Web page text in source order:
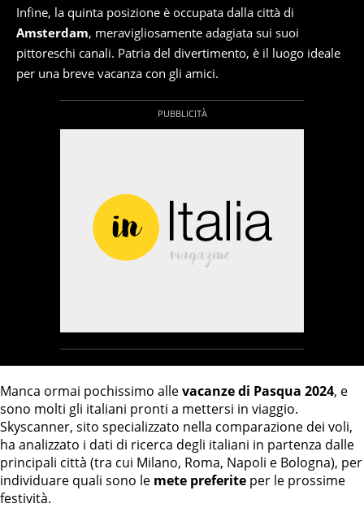
Infine, la quinta posizione è occupata dalla città di
Amsterdam, meravigliosamente adagiata sui suoi
pittoreschi canali. Patria del divertimento, è il luogo ideale
per una breve vacanza con gli amici.
Manca ormai pochissimo allevacanze di Pasqua 2024, e
sono molti gli italiani pronti a mettersi in viaggio.
Skyscanner, sito specializzato nella comparazione dei voli,
ha analizzato i dati di ricerca degli italiani in partenza dalle
principali città (tra cui Milano, Roma, Napoli e Bologna), per
individuare quali sono le mete preferite per le prossime
festività.